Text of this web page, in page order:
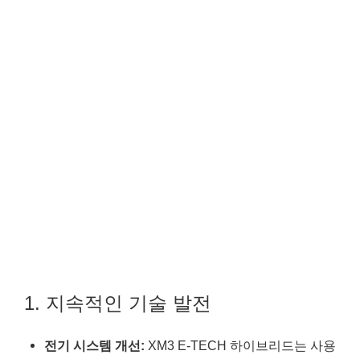
1. 지속적인 기술 발전
전기 시스템 개선: XM3 E-TECH 하이브리드는 사용